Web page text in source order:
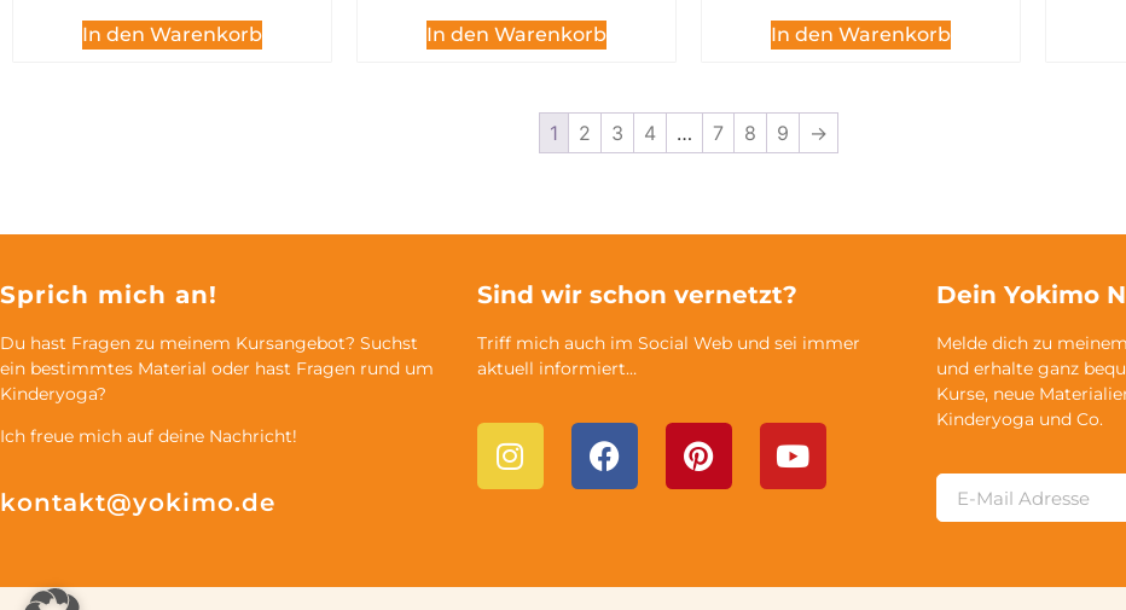
In den Warenkorb In den Warenkorb In den Warenkorb
1 2 3 4 … 7 8 9 →
Sprich mich an!
Du hast Fragen zu meinem Kursangebot? Suchst
ein bestimmtes Material oder hast Fragen rund um
Kinderyoga?
Ich freue mich auf deine Nachricht!
kontakt@yokimo.de
Sind wir schon vernetzt?
Triff mich auch im Social Web und sei immer
aktuell informiert…
Dein Yokimo
Melde dich zu
und erhalte ganz
Kurse, neue
Kinderyoga und Co.